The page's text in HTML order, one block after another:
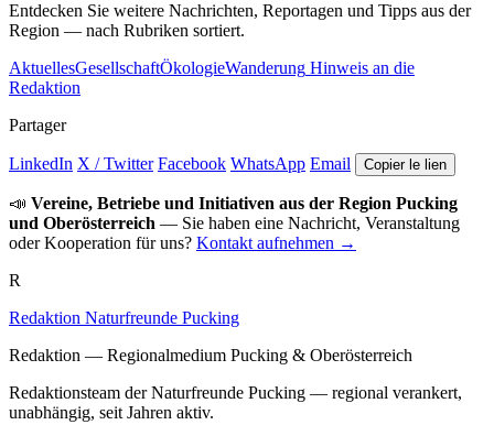
Entdecken Sie weitere Nachrichten, Reportagen und Tipps aus der
Region — nach Rubriken sortiert.
AktuellesGesellschaftÖkologieWanderung Hinweis an die
Redaktion
Partager
LinkedIn X / Twitter Facebook WhatsApp Email Copier le lien
📣 Vereine, Betriebe und Initiativen aus der Region Pucking
und Oberösterreich — Sie haben eine Nachricht, Veranstaltung
oder Kooperation für uns? Kontakt aufnehmen →
R
Redaktion Naturfreunde Pucking
Redaktion — Regionalmedium Pucking & Oberösterreich
Redaktionsteam der Naturfreunde Pucking — regional verankert,
unabhängig, seit Jahren aktiv.